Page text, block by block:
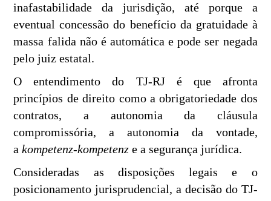
inafastabilidade da jurisdição, até porque a
eventual concessão do benefício da gratuidade à
massa falida não é automática e pode ser negada
pelo juiz estatal.
O entendimento do TJ-RJ é que afronta
princípios de direito como a obrigatoriedade dos
contratos, a autonomia da cláusula
compromissória, a autonomia da vontade,
akompetenz-kompetenz e a segurança jurídica.
Consideradas as disposições legais e o
posicionamento jurisprudencial, a decisão do TJ-